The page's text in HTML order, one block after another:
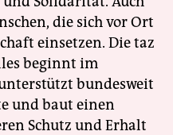
die sich vor Ort
einsetzen. Die taz
beginnt im
bundesweit
und baut einen
Schutz und Erhalt